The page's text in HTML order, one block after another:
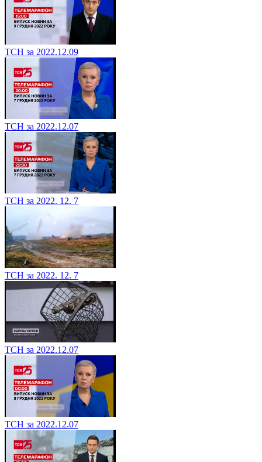
ТСН за 2022.12.09
ТСН за 2022.12.07
ТСН за 2022. 12. 7
ТСН за 2022. 12. 7
ТСН за 2022.12.07
ТСН за 2022.12.07